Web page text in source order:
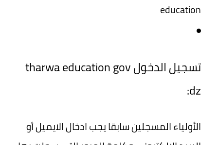
education
تسجيل الدخول tharwa education gov
dz:
الأولياء المسجلين سابقا يجب ادخال الايميل أو